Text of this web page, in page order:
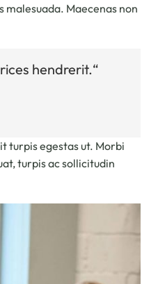
malesuada. Maecenas non
hendrerit.“
turpis egestas ut. Morbi
turpis ac sollicitudin